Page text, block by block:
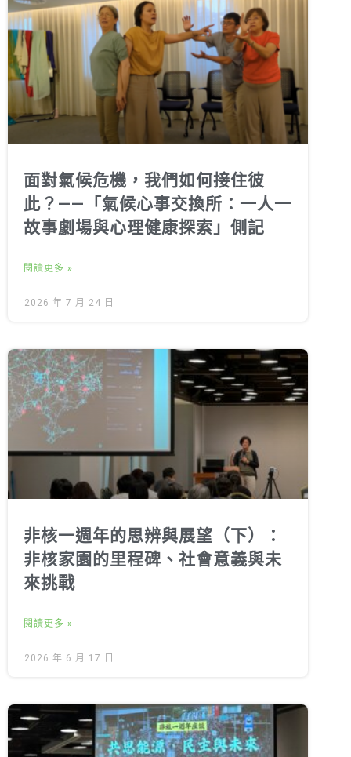
面對氣候危機，我們如何接住彼
此？——「氣候心事交換所：一人一
故事劇場與心理健康探索」側記
閱讀更多 »
2026 年 7 月 24 日
非核一週年的思辨與展望（下）：
非核家園的里程碑、社會意義與未
來挑戰
閱讀更多 »
2026 年 6 月 17 日